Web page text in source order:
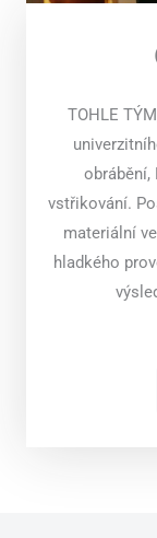
TOHLE
obrábění,
vstřikování.
materiální
hladkého